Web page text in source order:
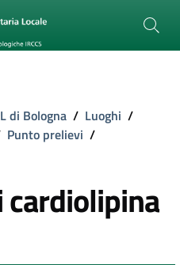
di Bologna / Luoghi /
Punto prelievi /